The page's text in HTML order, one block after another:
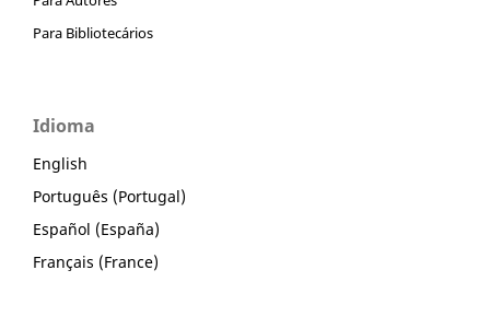
Para Bibliotecários
Idioma
English
Português (Portugal)
Español (España)
Français (France)